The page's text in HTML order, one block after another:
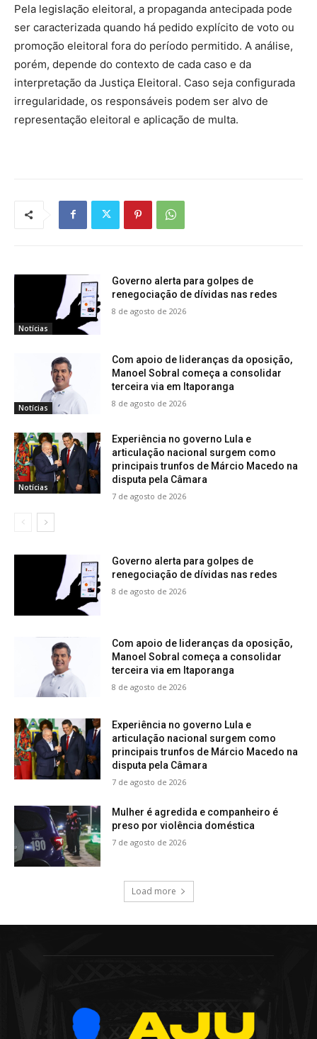
Pela legislação eleitoral, a propaganda antecipada pode
ser caracterizada quando há pedido explícito de voto ou
promoção eleitoral fora do período permitido. A análise,
porém, depende do contexto de cada caso e da
interpretação da Justiça Eleitoral. Caso seja configurada
irregularidade, os responsáveis podem ser alvo de
representação eleitoral e aplicação de multa.
Notícias
Governo alerta para golpes de
renegociação de dívidas nas redes
8 de agosto de 2026
Notícias
Com apoio de lideranças da oposição,
Manoel Sobral começa a consolidar
terceira via em Itaporanga
8 de agosto de 2026
Notícias
Experiência no governo Lula e
articulação nacional surgem como
principais trunfos de Márcio Macedo na
disputa pela Câmara
7 de agosto de 2026
Governo alerta para golpes de
renegociação de dívidas nas redes
8 de agosto de 2026
Com apoio de lideranças da oposição,
Manoel Sobral começa a consolidar
terceira via em Itaporanga
8 de agosto de 2026
Experiência no governo Lula e
articulação nacional surgem como
principais trunfos de Márcio Macedo na
disputa pela Câmara
7 de agosto de 2026
Mulher é agredida e companheiro é
preso por violência doméstica
7 de agosto de 2026
Load more